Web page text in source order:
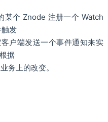
某个 Znode 注册一个 Watch
发
户端发送一个事件通知来实
据
务上的改变。